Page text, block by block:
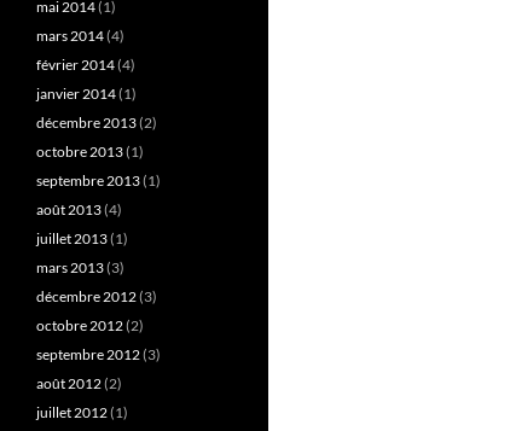
mai 2014(1)
mars 2014(4)
février 2014(4)
janvier 2014(1)
décembre 2013(2)
octobre 2013(1)
septembre 2013(1)
août 2013(4)
juillet 2013(1)
mars 2013(3)
décembre 2012(3)
octobre 2012(2)
septembre 2012(3)
août 2012(2)
juillet 2012(1)